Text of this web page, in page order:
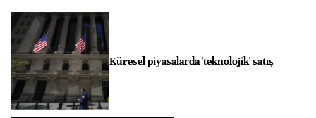
Küresel piyasalarda 'teknolojik' satış